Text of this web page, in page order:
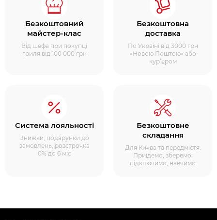
Безкоштовний
майстер-клас
Від шефа при покупці
гриля від 100 000 грн
Безкоштовна
доставка
По Україні від 3000 грн
«Новою Поштою» або
кур’єром
Система лояльності
Знижки, подарунки до
замовлень, розстрочка
0% до 6 міс
Безкоштовне
складання
Для Києва та передмістя.
Приїдемо, зберемо,
підключимо, навчимо